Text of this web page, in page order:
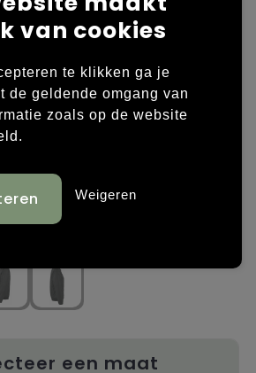
en tassen
een maat
van cookies
te klikken ga je
de geldende omgang van
zoals op de website
Weigeren